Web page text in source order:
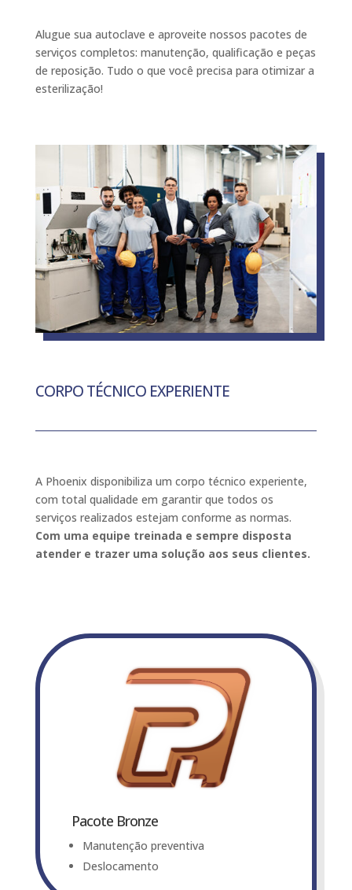
Alugue sua autoclave e aproveite nossos pacotes de
serviços completos: manutenção, qualificação e peças
de reposição. Tudo o que você precisa para otimizar a
esterilização!
CORPO TÉCNICO EXPERIENTE
A Phoenix disponibiliza um corpo técnico experiente,
com total qualidade em garantir que todos os
serviços realizados estejam conforme as normas.
Com uma equipe treinada e sempre disposta
atender e trazer uma solução aos seus clientes.
Pacote Bronze
Manutenção preventiva
Deslocamento